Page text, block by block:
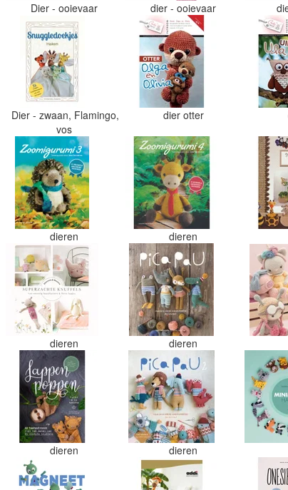
Dier - ooievaar dier - ooievaar
Dier - zwaan, Flamingo,
vos
dier otter
dieren dieren
dieren dieren
dieren dieren